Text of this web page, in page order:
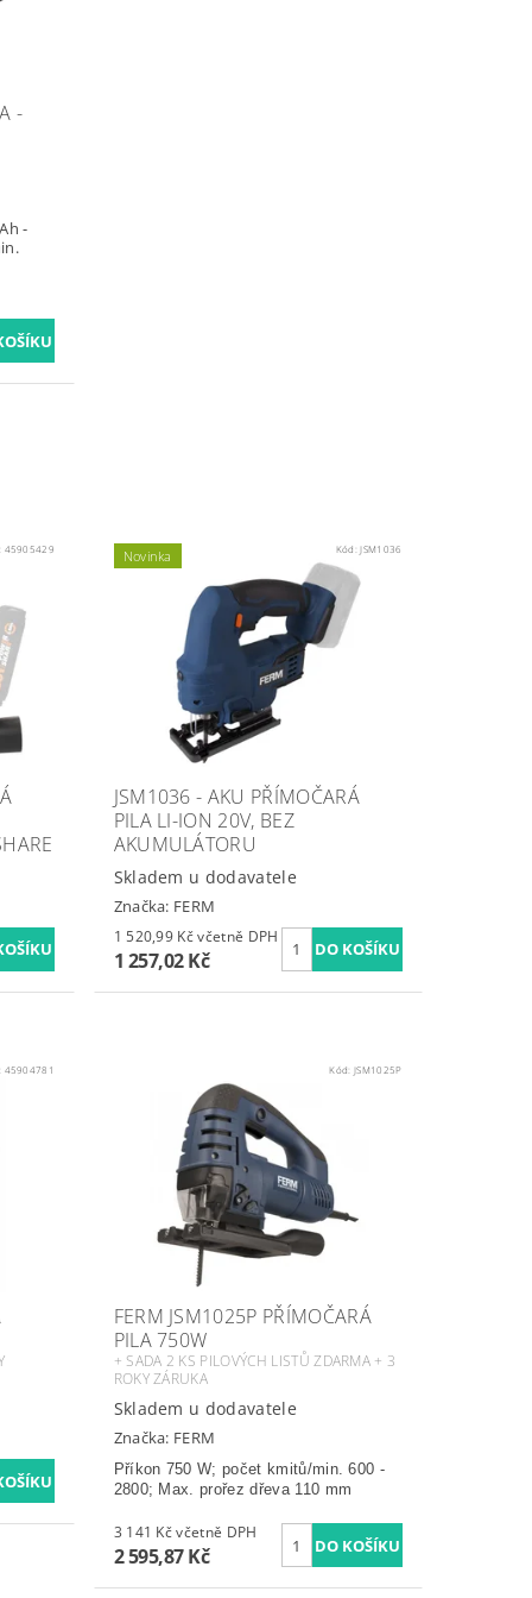
-
-
45905429 Novinka Kód:JSM1036
JSM1036 - AKU PŘÍMOČARÁ
PILA LI-ION 20V, BEZ
AKUMULÁTORU
Skladem u dodavatele
Značka: FERM
1 520,99 Kč včetně DPH
1 257,02 Kč
45904781 Kód:JSM1025P
FERM JSM1025P PŘÍMOČARÁ
PILA 750W
+ SADA 2 KS PILOVÝCH LISTŮ ZDARMA + 3
ROKY ZÁRUKA
Skladem u dodavatele
Značka: FERM
Příkon 750 W; počet kmitů/min. 600 -
2800; Max. prořez dřeva 110 mm
3 141 Kč včetně DPH
2 595,87 Kč